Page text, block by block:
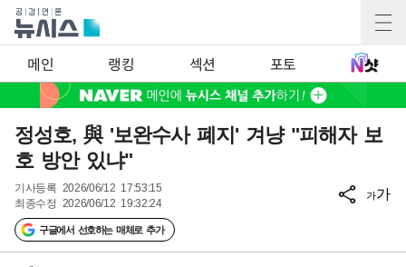
메인 랭킹 섹션 포토
정성호, 與 '보완수사 폐지' 겨냥 "피해자 보
호 방안 있냐"
기사등록 2026/06/12 17:53:15
최종수정 2026/06/12 19:32:24
구글에서 선호하는 매체로 추가
가가